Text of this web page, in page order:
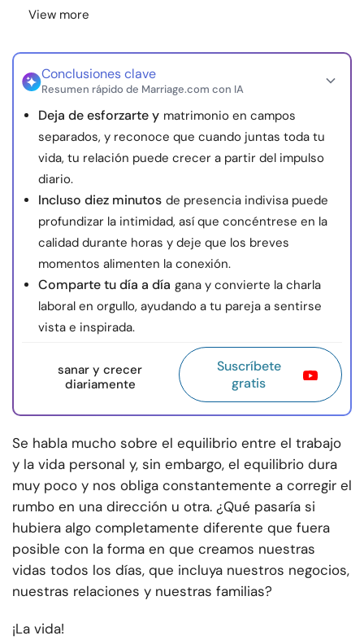
nosotros
View more
Conclusiones clave
Resumen rápido de Marriage.com con IA
Deja de esforzarte y matrimonio en campos
separados, y reconoce que cuando juntas toda tu
vida, tu relación puede crecer a partir del impulso
diario.
Incluso diez minutos de presencia indivisa puede
profundizar la intimidad, así que concéntrese en la
calidad durante horas y deje que los breves
momentos alimenten la conexión.
Comparte tu día a día gana y convierte la charla
laboral en orgullo, ayudando a tu pareja a sentirse
vista e inspirada.
sanar y crecer
diariamente
Suscríbete
gratis
Se habla mucho sobre el equilibrio entre el trabajo
y la vida personal y, sin embargo, el equilibrio dura
muy poco y nos obliga constantemente a corregir el
rumbo en una dirección u otra. ¿Qué pasaría si
hubiera algo completamente diferente que fuera
posible con la forma en que creamos nuestras
vidas todos los días, que incluya nuestros negocios,
nuestras relaciones y nuestras familias?
¡La vida!